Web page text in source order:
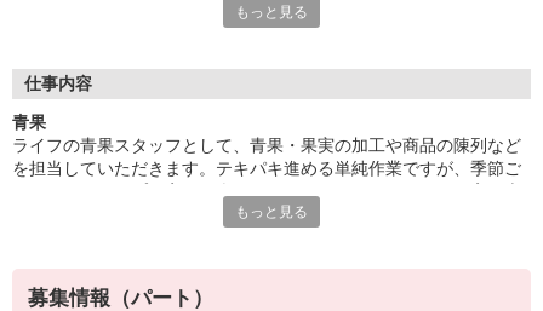
ます。家事や子育てとの両立も安心！メリハリを大事にする風土
■食材選びのコツがわかる！
を知ることができ、食材の目利き術が養われていきます！普段の
お買い物にも活かせるので、パートのやる気も自然とUP！？お
いしい食卓は、おいしい食材選びから。自分や家族のためにプラ
スになるお仕事はいかがでしょうか？ご応募お待ちしています！
もっと見る
仕事内容
青果
ライフの青果スタッフとして、青果・果実の加工や商品の陳列など
を担当していただきます。テキパキ進める単純作業ですが、季節ご
場をつくる醍醐味も。馴染みのあるスーパーマーケットだからこ
もっと見る
募集情報（パート）